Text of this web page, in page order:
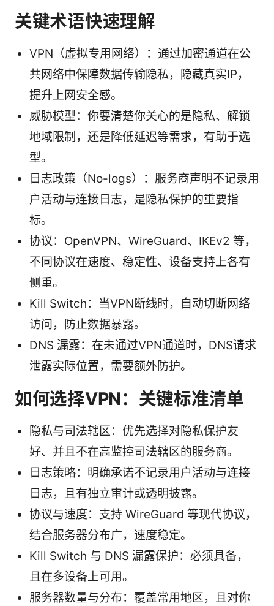
关键术语快速理解
VPN（虚拟专用网络）：通过加密通道在公
共网络中保障数据传输隐私，隐藏真实IP，
提升上网安全感。
威胁模型：你要清楚你关心的是隐私、解锁
地域限制，还是降低延迟等需求，有助于选
型。
日志政策（No-logs）：服务商声明不记录用
户活动与连接日志，是隐私保护的重要指
标。
协议：OpenVPN、WireGuard、IKEv2 等，
不同协议在速度、稳定性、设备支持上各有
侧重。
Kill Switch：当VPN断线时，自动切断网络
访问，防止数据暴露。
DNS 漏露：在未通过VPN通道时，DNS请求
泄露实际位置，需要额外防护。
如何选择VPN：关键标准清单
隐私与司法辖区：优先选择对隐私保护友
好、并且不在高监控司法辖区的服务商。
日志策略：明确承诺不记录用户活动与连接
日志，且有独立审计或透明披露。
协议与速度：支持 WireGuard 等现代协议，
结合服务器分布广，速度稳定。
Kill Switch 与 DNS 漏露保护：必须具备，
且在多设备上可用。
服务器数量与分布：覆盖常用地区，且对你